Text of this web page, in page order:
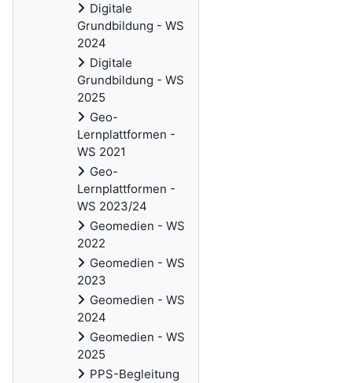
Digitale
Grundbildung - WS
2024
Digitale
Grundbildung - WS
2025
Geo-
Lernplattformen -
WS 2021
Geo-
Lernplattformen -
WS 2023/24
Geomedien - WS
2022
Geomedien - WS
2023
Geomedien - WS
2024
Geomedien - WS
2025
PPS-Begleitung